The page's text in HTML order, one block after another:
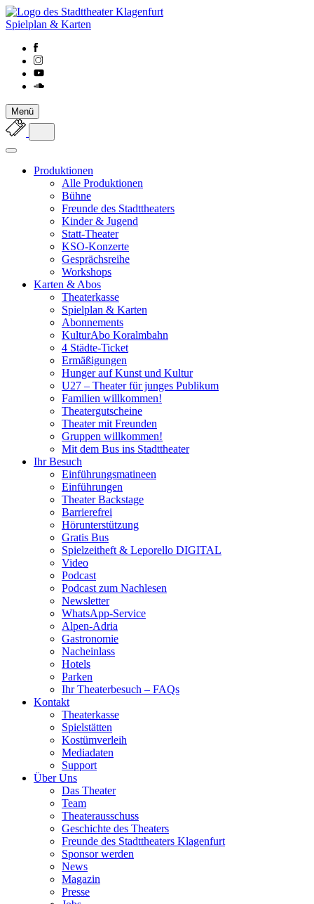
Spielplan & Karten
Menü
Produktionen
Alle Produktionen
Bühne
Freunde des Stadttheaters
Kinder & Jugend
Statt-Theater
KSO-Konzerte
Gesprächsreihe
Workshops
Karten & Abos
Theaterkasse
Spielplan & Karten
Abonnements
KulturAbo Koralmbahn
4 Städte-Ticket
Ermäßigungen
Hunger auf Kunst und Kultur
U27 – Theater für junges Publikum
Familien willkommen!
Theatergutscheine
Theater mit Freunden
Gruppen willkommen!
Mit dem Bus ins Stadttheater
Ihr Besuch
Einführungsmatineen
Einführungen
Theater Backstage
Barrierefrei
Hörunterstützung
Gratis Bus
Spielzeitheft & Leporello DIGITAL
Video
Podcast
Podcast zum Nachlesen
Newsletter
WhatsApp-Service
Alpen-Adria
Gastronomie
Nacheinlass
Hotels
Parken
Ihr Theaterbesuch – FAQs
Kontakt
Theaterkasse
Spielstätten
Kostümverleih
Mediadaten
Support
Über Uns
Das Theater
Team
Theaterausschuss
Geschichte des Theaters
Freunde des Stadttheaters Klagenfurt
Sponsor werden
News
Magazin
Presse